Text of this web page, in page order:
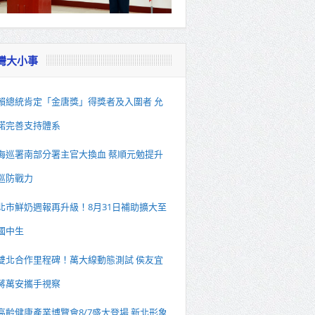
大小事
總統肯定「金唐獎」得獎者及入圍者 允
完善支持體系
巡署南部分署主官大換血 蔡順元勉提升
防戰力
市鮮奶週報再升級！8月31日補助擴大至
中生
北合作里程碑！萬大線動態測試 侯友宜
萬安攜手視察
齡健康產業博覽會8/7盛大登場 新北形象